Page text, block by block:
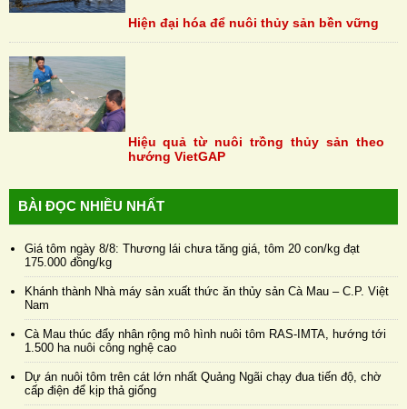
Hiện đại hóa để nuôi thủy sản bền vững
Hiệu quả từ nuôi trồng thủy sản theo
hướng VietGAP
BÀI ĐỌC NHIỀU NHẤT
Giá tôm ngày 8/8: Thương lái chưa tăng giá, tôm 20 con/kg đạt
175.000 đồng/kg
Khánh thành Nhà máy sản xuất thức ăn thủy sản Cà Mau – C.P. Việt
Nam
Cà Mau thúc đẩy nhân rộng mô hình nuôi tôm RAS-IMTA, hướng tới
1.500 ha nuôi công nghệ cao
Dự án nuôi tôm trên cát lớn nhất Quảng Ngãi chạy đua tiến độ, chờ
cấp điện để kịp thả giống